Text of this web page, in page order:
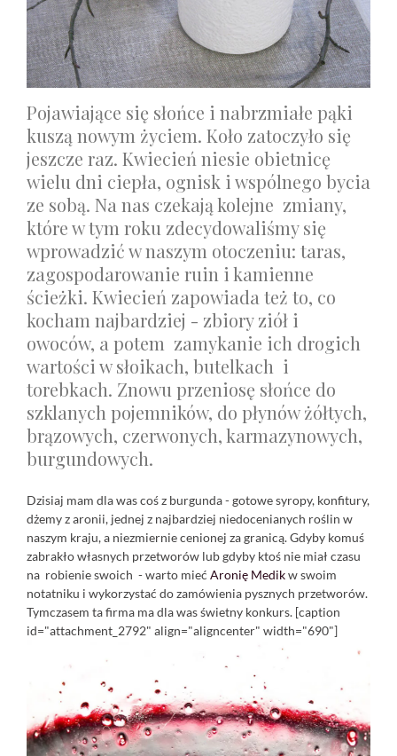
Pojawiające się słońce i nabrzmiałe pąki
kuszą nowym życiem. Koło zatoczyło się
jeszcze raz. Kwiecień niesie obietnicę
wielu dni ciepła, ognisk i wspólnego bycia
ze sobą. Na nas czekają kolejne zmiany,
które w tym roku zdecydowaliśmy się
wprowadzić w naszym otoczeniu: taras,
zagospodarowanie ruin i kamienne
ścieżki. Kwiecień zapowiada też to, co
kocham najbardziej - zbiory ziół i
owoców, a potem zamykanie ich drogich
wartości w słoikach, butelkach i
torebkach. Znowu przeniosę słońce do
szklanych pojemników, do płynów żółtych,
brązowych, czerwonych, karmazynowych,
burgundowych.
Dzisiaj mam dla was coś z burgunda - gotowe syropy, konfitury,
dżemy z aronii, jednej z najbardziej niedocenianych roślin w
naszym kraju, a niezmiernie cenionej za granicą. Gdyby komuś
zabrakło własnych przetworów lub gdyby ktoś nie miał czasu
na robienie swoich - warto mieć Aronię Medikw swoim
notatniku i wykorzystać do zamówienia pysznych przetworów.
Tymczasem ta firma ma dla was świetny konkurs. [caption
id="attachment_2792" align="aligncenter" width="690"]